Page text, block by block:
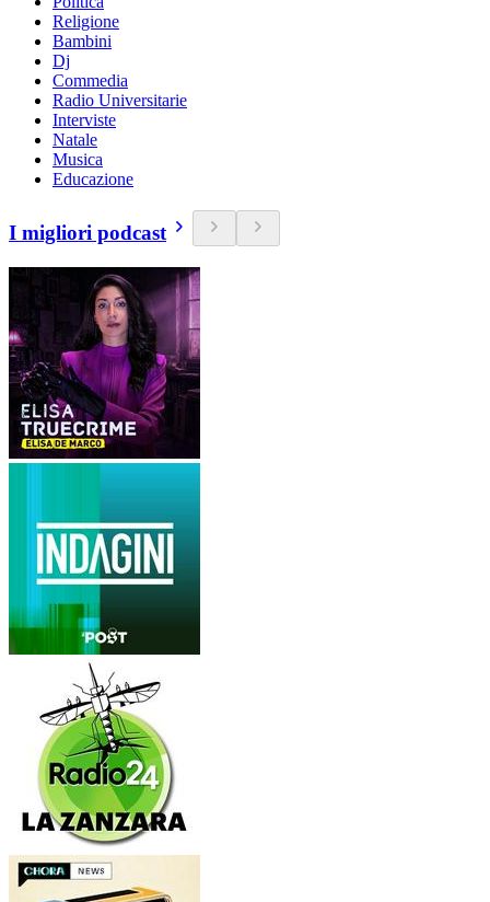
Religione
Bambini
Dj
Commedia
Radio Universitarie
Interviste
Natale
Musica
Educazione
I migliori podcast